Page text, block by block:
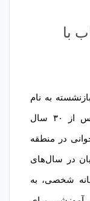
با
به نام
خانم زهرا خماریان نشستیم. ایشان پس از ۳۰ سال
در منطقه
در سال‌های
شخصی، به